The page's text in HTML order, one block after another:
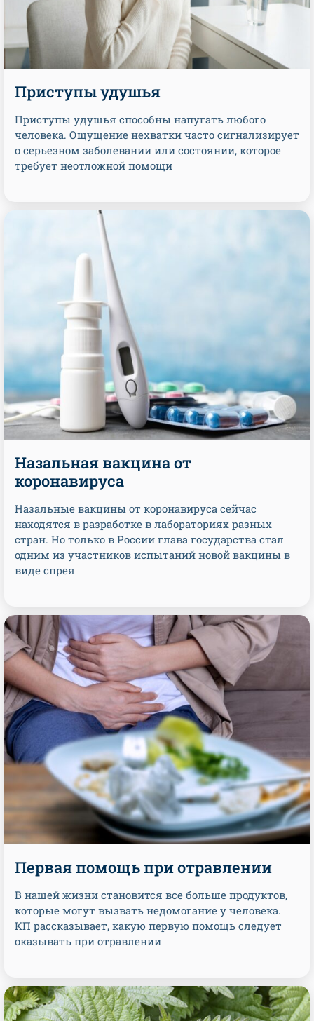
Приступы удушья
Приступы удушья способны напугать любого
человека. Ощущение нехватки часто сигнализирует
о серьезном заболевании или состоянии, которое
требует неотложной помощи
Назальная вакцина от
коронавируса
Назальные вакцины от коронавируса сейчас
находятся в разработке в лабораториях разных
стран. Но только в России глава государства стал
одним из участников испытаний новой вакцины в
виде спрея
Первая помощь при отравлении
В нашей жизни становится все больше продуктов,
которые могут вызвать недомогание у человека.
КП рассказывает, какую первую помощь следует
оказывать при отравлении